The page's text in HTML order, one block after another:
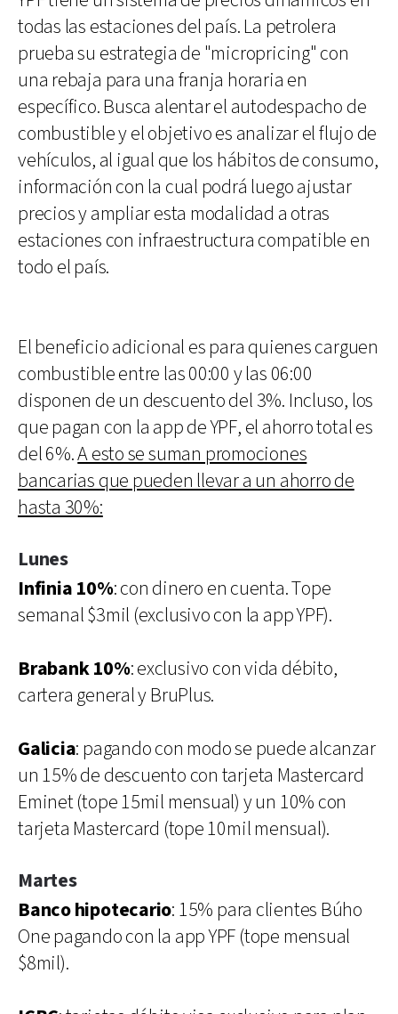
todas las estaciones del país. La petrolera
prueba su estrategia de "micropricing" con
una rebaja para una franja horaria en
específico. Busca alentar el autodespacho de
combustible y el objetivo es analizar el flujo de
vehículos, al igual que los hábitos de consumo,
información con la cual podrá luego ajustar
precios y ampliar esta modalidad a otras
estaciones con infraestructura compatible en
todo el país.
El beneficio adicional es para quienes carguen
combustible entre las 00:00 y las 06:00
disponen de un descuento del 3%. Incluso, los
que pagan con la app de YPF, el ahorro total es
del 6%.A esto se suman promociones
bancarias que pueden llevar a un ahorro de
hasta 30%:
Lunes
Infinia 10%: con dinero en cuenta. Tope
semanal $3mil (exclusivo con la app YPF).
Brabank 10%: exclusivo con vida débito,
cartera general y BruPlus.
Galicia: pagando con modo se puede alcanzar
un 15% de descuento con tarjeta Mastercard
Eminet (tope 15mil mensual) y un 10% con
tarjeta Mastercard (tope 10mil mensual).
Martes
Banco hipotecario: 15% para clientes Búho
One pagando con la app YPF (tope mensual
$8mil).